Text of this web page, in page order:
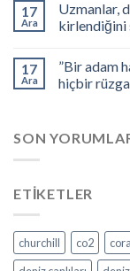
17
Ara
Uzmanlar,
kirlendiğini
17
Ara
”Bir adam
hiçbir
SON
ETIKETLER
churchill co2